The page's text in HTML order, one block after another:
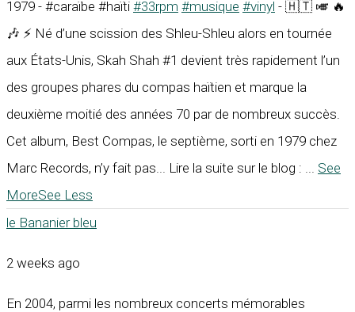
1979 - #caraïbe #haïti #33rpm #musique #vinyl - 🇭🇹 🎺 🔥
🎶 ⚡ Né d’une scission des Shleu-Shleu alors en tournée
aux États-Unis, Skah Shah #1 devient très rapidement l’un
des groupes phares du compas haïtien et marque la
deuxième moitié des années 70 par de nombreux succès.
Cet album, Best Compas, le septième, sorti en 1979 chez
Marc Records, n’y fait pas... Lire la suite sur le blog :
See
MoreSee Less
le Bananier bleu
2 weeks ago
En 2004, parmi les nombreux concerts mémorables